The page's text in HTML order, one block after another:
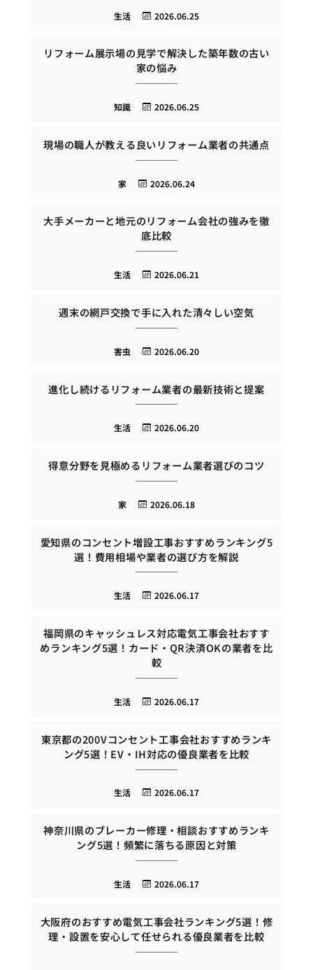
2026.06.25
生活
リフォーム展示場の見学で解決した築年数の古い
家の悩み
2026.06.25
知識
現場の職人が教える良いリフォーム業者の共通点
2026.06.24
家
大手メーカーと地元のリフォーム会社の強みを徹
底比較
2026.06.21
生活
週末の網戸交換で手に入れた清々しい空気
2026.06.20
害虫
進化し続けるリフォーム業者の最新技術と提案
2026.06.20
生活
得意分野を見極めるリフォーム業者選びのコツ
2026.06.18
家
愛知県のコンセント増設工事おすすめランキング5
選！費用相場や業者の選び方を解説
2026.06.17
生活
福岡県のキャッシュレス対応電気工事会社おすす
めランキング5選！カード・QR決済OKの業者を比
較
2026.06.17
生活
東京都の200Vコンセント工事会社おすすめランキ
ング5選！EV・IH対応の優良業者を比較
2026.06.17
生活
神奈川県のブレーカー修理・相談おすすめランキ
ング5選！頻繁に落ちる原因と対策
2026.06.17
生活
大阪府のおすすめ電気工事会社ランキング5選！修
理・設置を安心して任せられる優良業者を比較